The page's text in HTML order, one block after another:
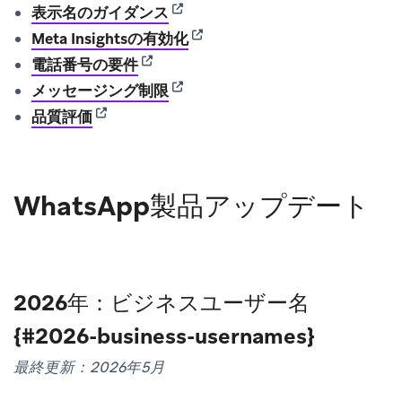
表示名のガイダンス (opens in new tab)
Meta Insightsの有効化(opens in new tab)
電話番号の要件(opens in new tab)
メッセージング制限(opens in new tab)
品質評価(opens in new tab)
WhatsApp製品アップデート
2026年：ビジネスユーザー名
{#2026-business-usernames}
最終更新：2026年5月